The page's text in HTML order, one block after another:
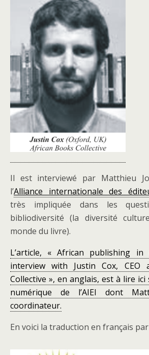
Il est interviewé par Matthieu
l’Alliance internationale des
très impliquée dans les
bibliodiversité (la diversité
monde du livre).
L’article, « African publishing
interview with Justin Cox, CEO
Collective », en anglais, est à lire
numérique de l’AIEI dont
coordinateur.
En voici la traduction en français